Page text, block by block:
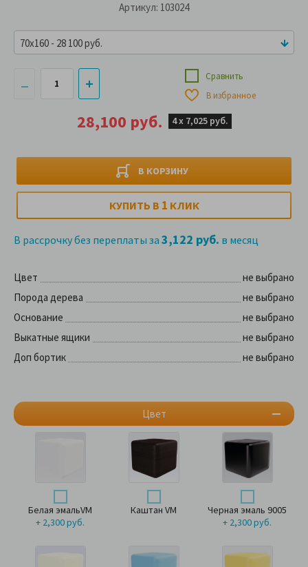
Артикул: 103024
28,100 руб. 4 х 7,025 руб.
В КОРЗИНУ
Сравнить
В избранное
КУПИТЬ В 1 КЛИК
В рассрочку без переплаты за 3,122 руб. в месяц
70x160 - 28 100 руб.
Цвет
не выбрано
Порода дерева
не выбрано
Основание
не выбрано
Выкатные ящики
не выбрано
Доп бортик
не выбрано
Цвет
Белая эмальVM
+ 2,300 руб.
Каштан VM
Черная эмаль 9005
+ 2,300 руб.